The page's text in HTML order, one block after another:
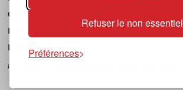
Refuser le non essentiel
Préférences
électronique, du rock ou du hip
nouveaux phénomènes de
musique.
POLITIQUE DE COOKIES (UE)